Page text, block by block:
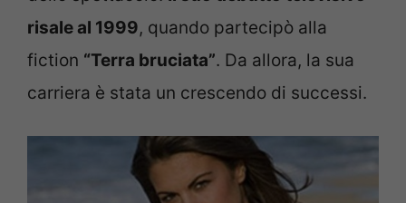
risale al 1999, quando partecipò alla
fiction “Terra bruciata”. Da allora, la sua
carriera è stata un crescendo di successi.